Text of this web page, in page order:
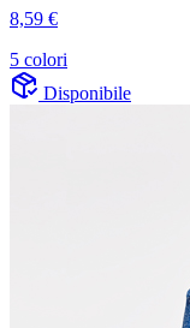
8,59 €
5 colori
Disponibile